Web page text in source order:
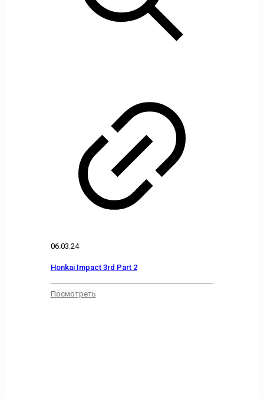
06.03.24
Honkai Impact 3rd Part 2
Посмотреть